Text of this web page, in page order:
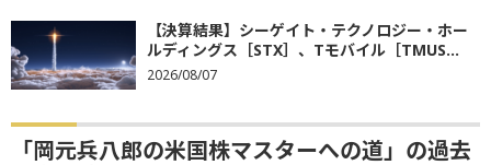
【決算結果】シーゲイト・テクノロジー・ホー
ルディングス［STX］、Tモバイル［TMUS...
2026/08/07
「岡元兵八郎の米国株マスターへの道」の過去